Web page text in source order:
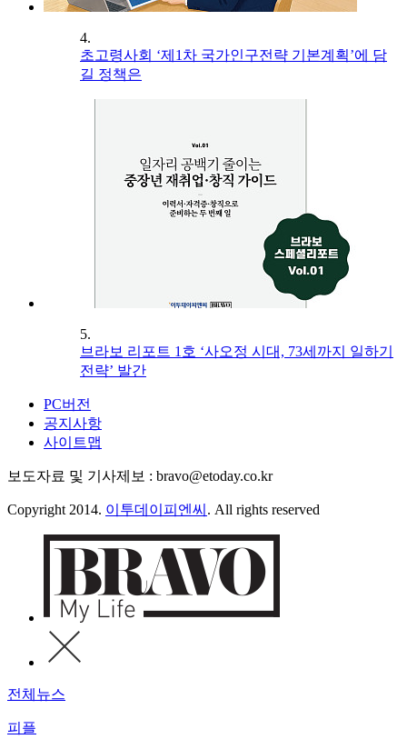
4.
초고령사회 ‘제1차 국가인구전략 기본계획’에 담
길 정책은
5.
브라보 리포트 1호 ‘사오정 시대, 73세까지 일하기
전략’ 발간
PC버전
공지사항
사이트맵
보도자료 및 기사제보 : bravo@etoday.co.kr
Copyright 2014. 이투데이피엔씨 . All rights reserved
전체뉴스
피플